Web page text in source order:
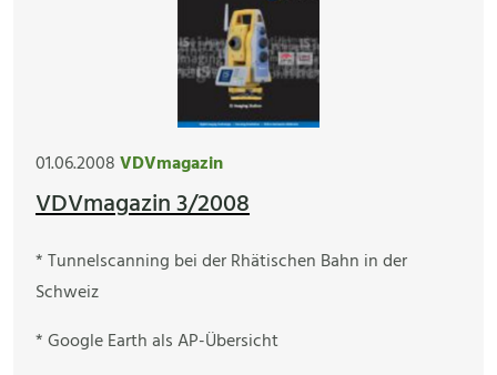
01.06.2008VDVmagazin
VDVmagazin 3/2008
* Tunnelscanning bei der Rhätischen Bahn in der
Schweiz
* Google Earth als AP-Übersicht